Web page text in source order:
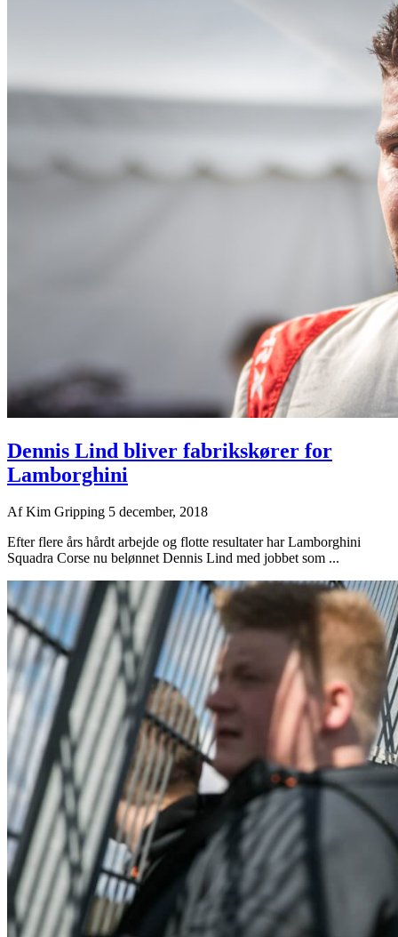
Dennis Lind bliver fabrikskører for
Lamborghini
AfKim Gripping 5 december, 2018
Efter flere års hårdt arbejde og flotte resultater har Lamborghini
Squadra Corse nu belønnet Dennis Lind med jobbet som ...